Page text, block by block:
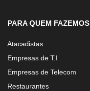
PARA QUEM FAZEMOS
Atacadistas
Empresas de T.I
Empresas de Telecom
Restaurantes